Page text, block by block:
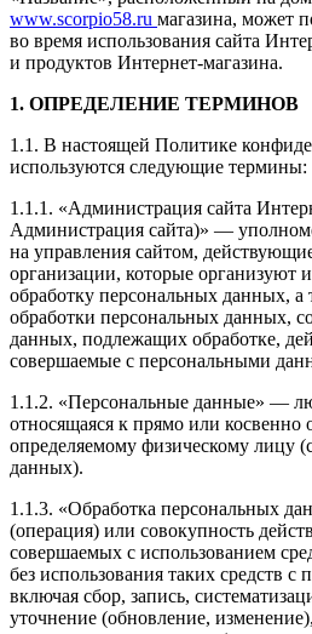
www.scorpio58.ru магазина, может
во время использования сайта
и продуктов Интернет-магазина.
1. ОПРЕДЕЛЕНИЕ ТЕРМИНОВ
1.1. В настоящей Политике
используются следующие термины:
1.1.1. «Администрация сайта
Администрация сайта)» —
на управления сайтом,
организации, которые организуют
обработку персональных данных, а
обработки персональных данных,
данных, подлежащих обработке,
совершаемые с персональными
1.1.2. «Персональные данные» —
относящаяся к прямо или косвенно
определяемому физическому лицу
данных).
1.1.3. «Обработка персональных
(операция) или совокупность
совершаемых с использованием
без использования таких средств
включая сбор, запись,
уточнение (обновление,